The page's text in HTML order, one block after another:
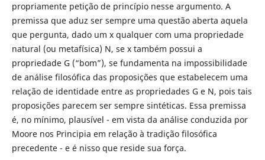
propriamente petição de princípio nesse argumento. A
premissa que aduz ser sempre uma questão aberta aquela
que pergunta, dado um x qualquer com uma propriedade
natural (ou metafísica) N, se x também possui a
propriedade G (“bom”), se fundamenta na impossibilidade
de análise filosófica das proposições que estabelecem uma
relação de identidade entre as propriedades G e N, pois tais
proposições parecem ser sempre sintéticas. Essa premissa
é, no mínimo, plausível - em vista da análise conduzida por
Moore nos Principia em relação à tradição filosófica
precedente - e é nisso que reside sua força.